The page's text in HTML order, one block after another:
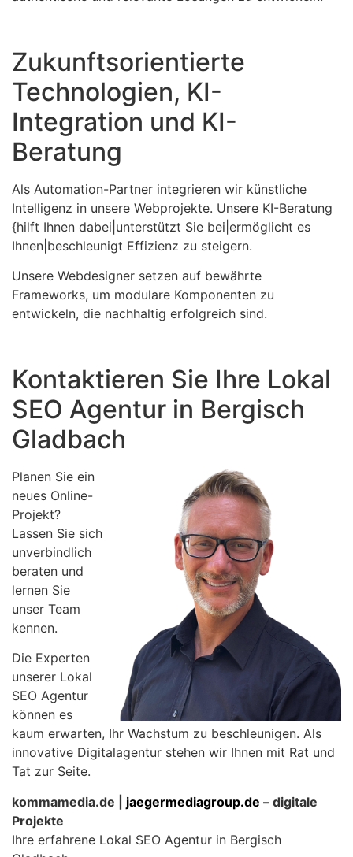
Zukunftsorientierte
Technologien, KI-
Integration und KI-
Beratung
Als Automation-Partner integrieren wir künstliche
Intelligenz in unsere Webprojekte. Unsere KI-Beratung
{hilft Ihnen dabei|unterstützt Sie bei|ermöglicht es
Ihnen|beschleunigt Effizienz zu steigern.
Unsere Webdesigner setzen auf bewährte
Frameworks, um modulare Komponenten zu
entwickeln, die nachhaltig erfolgreich sind.
Kontaktieren Sie Ihre Lokal
SEO Agentur in Bergisch
Gladbach
Planen Sie ein
neues Online-
Projekt?
Lassen Sie sich
unverbindlich
beraten und
lernen Sie
unser Team
kennen.
Die Experten
unserer Lokal
SEO Agentur
können es
kaum erwarten, Ihr Wachstum zu beschleunigen. Als
innovative Digitalagentur stehen wir Ihnen mit Rat und
Tat zur Seite.
kommamedia.de | jaegermediagroup.de – digitale
Projekte
Ihre erfahrene Lokal SEO Agentur in Bergisch